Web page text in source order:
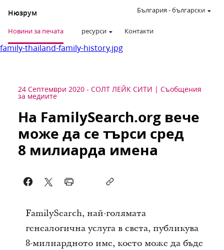
Нюзрум
Новини за печата ресурси Контакти
България -български
family-thailand-family-history.jpg
24 Септември 2020 - СОЛТ ЛЕЙК СИТИ Съобщения
за медиите
На FamilySearch.org вече
може да се търси сред
8 милиарда имена
FamilySearch, най-голямата
генеалогична услуга в света, публикува
8-милиардното име, което може да бъде